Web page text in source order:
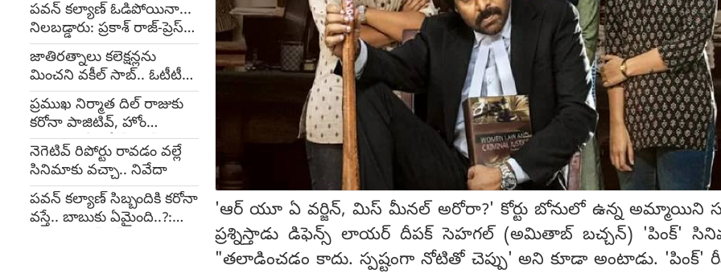
పవన్ కల్యాణ్ ఓడిపోయినా...
నిలబడ్డారు: ప్రకాశ్ రాజ్-ప్రెస్
రివ్యూ
జాతిరత్నాలు కలెక్షన్లను
మించని వకీల్ సాబ్.. ఓటీటీలో
లేనేలేదు
ప్రముఖ నిర్మాత దిల్ రాజుకు
కరోనా పాజిటివ్, హోం
క్వారెంటైన్లో 'వకీల్ సాబ్'
ప్రొడ్యూసర్
నెగెటివ్ రిపోర్టు రావడం వల్లే
సినిమాకు వచ్చా.. నివేదా
పవన్ కల్యాణ్ సిబ్బందికి కరోనా
వస్తే.. బాబుకు ఏమైంది..?:
'ఆర్ యూ ఏ వర్జిన్, మిస్ మీనల్ అరోరా?' కోర్టు బోనులో ఉన్న అమ్మాయిని
ప్రశ్నిస్తాడు డిఫెన్స్ లాయర్ దీపక్ సెహగల్ (అమితాబ్ బచ్చన్) 'పింక్'
"తలాడించడం కాదు. స్పష్టంగా నోటితో చెప్పు' అని కూడా అంటాడు. 'పింక్'